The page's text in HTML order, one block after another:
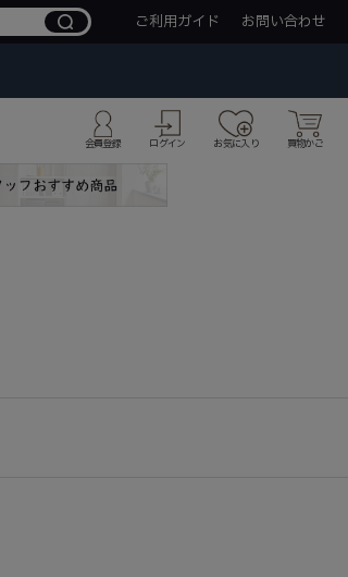
会員登録 ログイン お気に入り 買物かご
ご利用ガイド お問い合わせ